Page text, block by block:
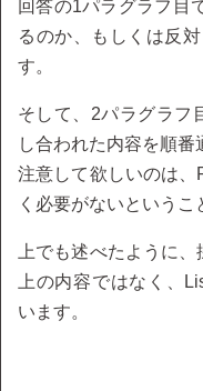
回答の1パラグラフ目
るのか、もしくは反
す。
そして、2パラグラフ
し合われた内容を順
注意して欲しいのは
く必要がないというこ
上でも述べたように
上の内容ではなく、
います。